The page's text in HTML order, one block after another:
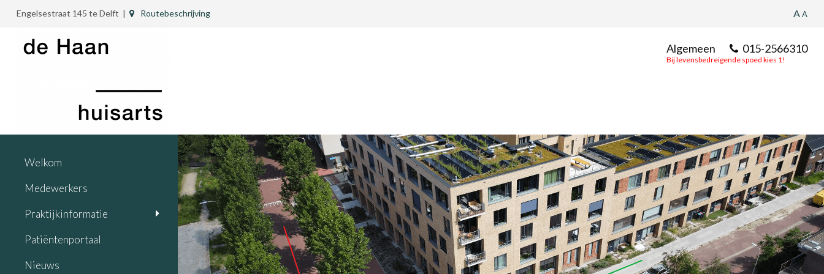
Engelsestraat 145 te Delft | Routebeschrijving AA
Algemeen 015-2566310
Bij levensbedreigende spoed kies 1!
Welkom
Medewerkers
Praktijkinformatie
Patiëntenportaal
Nieuws